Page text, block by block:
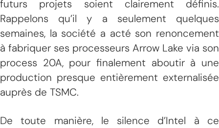
futurs projets soient clairement définis.
Rappelons qu’il y a seulement quelques
semaines, la société a acté son renoncement
à fabriquer ses processeurs Arrow Lake via son
process 20A, pour finalement aboutir à une
production presque entièrement externalisée
auprès de TSMC.
De toute manière, le silence d’Intel à ce